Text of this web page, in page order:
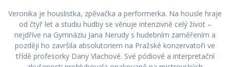
Veronika je houslistka, zpěvačka a performerka. Na housle hraje
od čtyř let a studiu hudby se věnuje intenzivně celý život –
nejdříve na Gymnáziu Jana Nerudy s hudebním zaměřením a
později ho završila absolutoriem na Pražské konzervatoři ve
třídě profesorky Dany Vlachové. Své pódiové a interpretační